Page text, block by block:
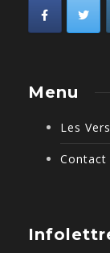
Menu
Les
Contact